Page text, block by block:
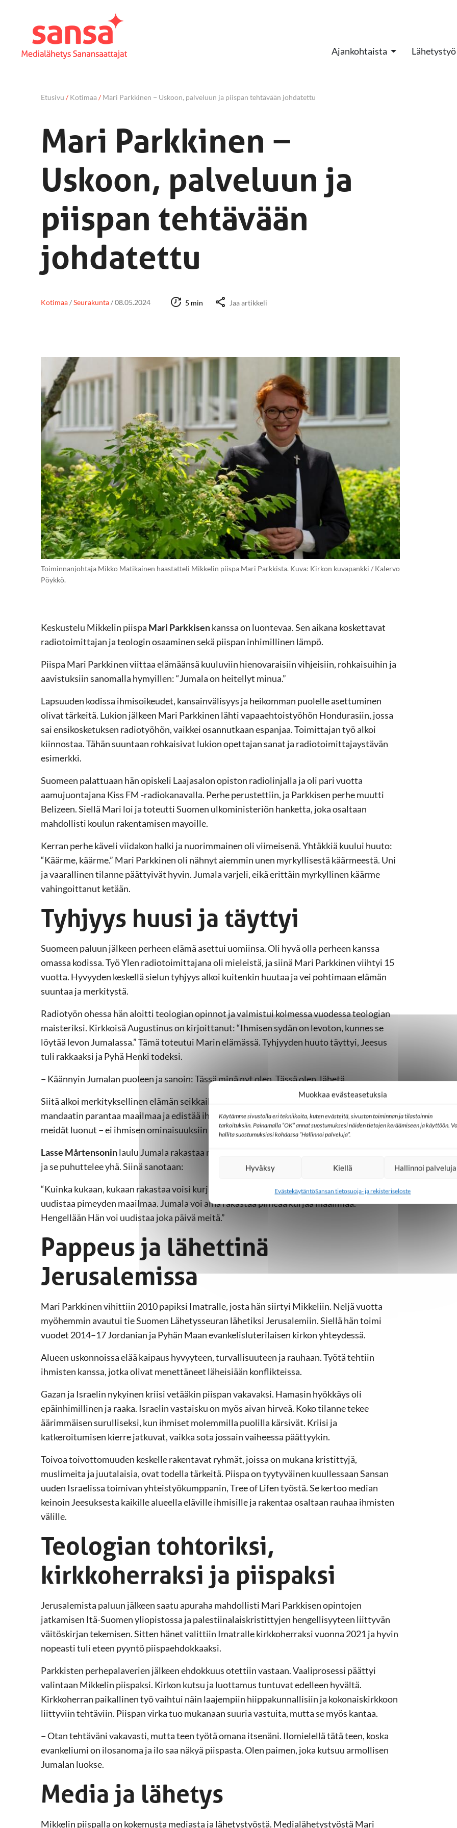
Muokkaa evästeasetuksia
Käytämme sivustolla eri tekniikoita, kuten evästeitä, sivuston toiminnan ja tilastoinnin
tarkoituksiin. Painamalla ”OK” annat suostumuksesi näiden tietojen keräämiseen ja käyttöön.
hallita suostumuksiasi kohdassa ”Hallinnoi palveluja”.
Hyväksy Kiellä Hallinnoi palveluja
EvästekäytäntöSansan tietosuoja- ja rekisteriseloste
Ajankohtaista Lähetystyö
Etusivu /Kotimaa/Mari Parkkinen − Uskoon, palveluun ja piispan tehtävään johdatettu
Mari Parkkinen −
Uskoon, palveluun ja
piispan tehtävään
johdatettu
Kotimaa/Seurakunta/08.05.2024 5 min Jaa artikkeli
Toiminnanjohtaja Mikko Matikainen haastatteli Mikkelin piispa Mari Parkkista. Kuva: Kirkon kuvapankki / Kalervo
Pöykkö.
Keskustelu Mikkelin piispa Mari Parkkisenkanssa on luontevaa. Sen aikana koskettavat
radiotoimittajan ja teologin osaaminen sekä piispan inhimillinen lämpö.
Piispa Mari Parkkinen viittaa elämäänsä kuuluviin hienovaraisiin vihjeisiin, rohkaisuihin ja
aavistuksiin sanomalla hymyillen: “Jumala on heitellyt minua.”
Lapsuuden kodissa ihmisoikeudet, kansainvälisyys ja heikomman puolelle asettuminen
olivat tärkeitä. Lukion jälkeen Mari Parkkinen lähti vapaaehtoistyöhön Hondurasiin, jossa
sai ensikosketuksen radiotyöhön, vaikkei osannutkaan espanjaa. Toimittajan työ alkoi
kiinnostaa. Tähän suuntaan rohkaisivat lukion opettajan sanat ja radiotoimittajaystävän
esimerkki.
Suomeen palattuaan hän opiskeli Laajasalon opiston radiolinjalla ja oli pari vuotta
aamujuontajana Kiss FM -radiokanavalla. Perhe perustettiin, ja Parkkisen perhe muutti
Belizeen. Siellä Mari loi ja toteutti Suomen ulkoministeriön hanketta, joka osaltaan
mahdollisti koulun rakentamisen mayoille.
Kerran perhe käveli viidakon halki ja nuorimmainen oli viimeisenä. Yhtäkkiä kuului huuto:
“Käärme, käärme.” Mari Parkkinen oli nähnyt aiemmin unen myrkyllisestä käärmeestä. Uni
ja vaarallinen tilanne päättyivät hyvin. Jumala varjeli, eikä erittäin myrkyllinen käärme
vahingoittanut ketään.
Tyhjyys huusi ja täyttyi
Suomeen paluun jälkeen perheen elämä asettui uomiinsa. Oli hyvä olla perheen kanssa
omassa kodissa. Työ Ylen radiotoimittajana oli mieleistä, ja siinä Mari Parkkinen viihtyi 15
vuotta. Hyvyyden keskellä sielun tyhjyys alkoi kuitenkin huutaa ja vei pohtimaan elämän
suuntaa ja merkitystä.
Radiotyön ohessa hän aloitti teologian opinnot ja valmistui kolmessa vuodessa teologian
maisteriksi. Kirkkoisä Augustinus on kirjoittanut: “Ihmisen sydän on levoton, kunnes se
löytää levon Jumalassa.” Tämä toteutui Marin elämässä. Tyhjyyden huuto täyttyi, Jeesus
tuli rakkaaksi ja Pyhä Henki todeksi.
− Käännyin Jumalan puoleen ja sanoin: Tässä minä nyt olen. Tässä olen, lähetä.
Siitä alkoi merkityksellinen elämän seikkailu. Kristillinen usko antoi yhä vahvemman
mandaatin parantaa maailmaa ja edistää ihmisarvoa, joka perustuu siihen, että Jumala on
meidät luonut − ei ihmisen ominaisuuksiin tai osaamiseen.
Lasse Mårtensoninlaulu Jumala rakastaa maailmaa on kulkenut Mari Parkkisen matkassa
ja se puhuttelee yhä. Siinä sanotaan:
“Kuinka kukaan, kukaan rakastaa voisi kurjaa maailmaa. Kuinka kukaan koskaan voisi
uudistaa pimeyden maailmaa. Jumala voi aina rakastaa pimeää kurjaa maailmaa.
Hengellään Hän voi uudistaa joka päivä meitä.”
Pappeus ja lähettinä
Jerusalemissa
Mari Parkkinen vihittiin 2010 papiksi Imatralle, josta hän siirtyi Mikkeliin. Neljä vuotta
myöhemmin avautui tie Suomen Lähetysseuran lähetiksi Jerusalemiin. Siellä hän toimi
vuodet 2014–17 Jordanian ja Pyhän Maan evankelisluterilaisen kirkon yhteydessä.
Alueen uskonnoissa elää kaipaus hyvyyteen, turvallisuuteen ja rauhaan. Työtä tehtiin
ihmisten kanssa, jotka olivat menettäneet läheisiään konflikteissa.
Gazan ja Israelin nykyinen kriisi vetääkin piispan vakavaksi. Hamasin hyökkäys oli
epäinhimillinen ja raaka. Israelin vastaisku on myös aivan hirveä. Koko tilanne tekee
äärimmäisen surulliseksi, kun ihmiset molemmilla puolilla kärsivät. Kriisi ja
katkeroitumisen kierre jatkuvat, vaikka sota jossain vaiheessa päättyykin.
Toivoa toivottomuuden keskelle rakentavat ryhmät, joissa on mukana kristittyjä,
muslimeita ja juutalaisia, ovat todella tärkeitä. Piispa on tyytyväinen kuullessaan Sansan
uuden Israelissa toimivan yhteistyökumppanin, Tree of Lifen työstä. Se kertoo median
keinoin Jeesuksesta kaikille alueella eläville ihmisille ja rakentaa osaltaan rauhaa ihmisten
välille.
Teologian tohtoriksi,
kirkkoherraksi ja piispaksi
Jerusalemista paluun jälkeen saatu apuraha mahdollisti Mari Parkkisen opintojen
jatkamisen Itä-Suomen yliopistossa ja palestiinalaiskristittyjen hengellisyyteen liittyvän
väitöskirjan tekemisen. Sitten hänet valittiin Imatralle kirkkoherraksi vuonna 2021 ja hyvin
nopeasti tuli eteen pyyntö piispaehdokkaaksi.
Parkkisten perhepalaverien jälkeen ehdokkuus otettiin vastaan. Vaaliprosessi päättyi
valintaan Mikkelin piispaksi. Kirkon kutsu ja luottamus tuntuvat edelleen hyvältä.
Kirkkoherran paikallinen työ vaihtui näin laajempiin hiippakunnallisiin ja kokonaiskirkkoon
liittyviin tehtäviin. Piispan virka tuo mukanaan suuria vastuita, mutta se myös kantaa.
− Otan tehtäväni vakavasti, mutta teen työtä omana itsenäni. Ilomielellä tätä teen, koska
evankeliumi on ilosanoma ja ilo saa näkyä piispasta. Olen paimen, joka kutsuu armollisen
Jumalan luokse.
Media ja lähetys
Mikkelin piispalla on kokemusta mediasta ja lähetystyöstä. Medialähetystyöstä Mari